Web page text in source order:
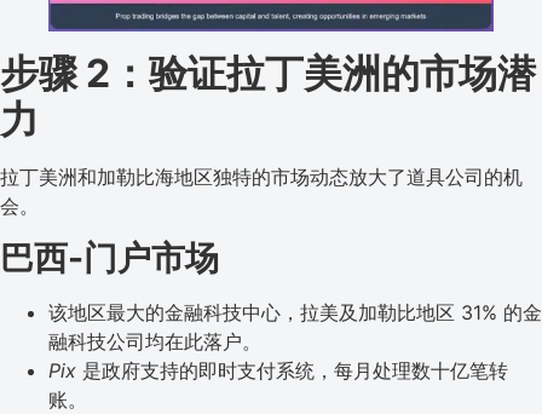
步骤 2：验证拉丁美洲的市场潜
力
拉丁美洲和加勒比海地区独特的市场动态放大了道具公司的机
会。
巴西-门户市场
该地区最大的金融科技中心，拉美及加勒比地区 31% 的金
融科技公司均在此落户。
Pix 是政府支持的即时支付系统，每月处理数十亿笔转
账。